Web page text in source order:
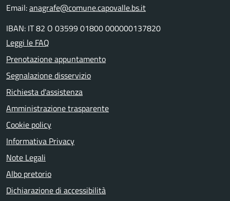
Email:anagrafe@comune.capovalle.bs.it
IBAN: IT 82 O 03599 01800 000000137820
Leggi le FAQ
Prenotazione appuntamento
Segnalazione disservizio
Richiesta d'assistenza
Amministrazione trasparente
Cookie policy
Informativa Privacy
Note Legali
Albo pretorio
Dichiarazione di accessibilità